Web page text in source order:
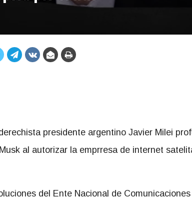
presidente argentino Javier Milei
al autorizar la emprresa de internet
del Ente Nacional de